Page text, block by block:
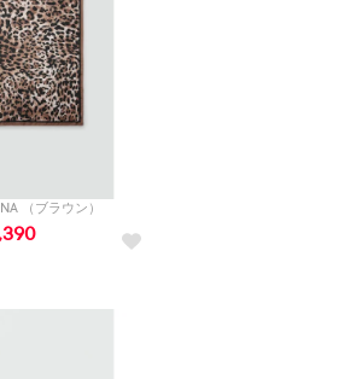
（ブラウン）